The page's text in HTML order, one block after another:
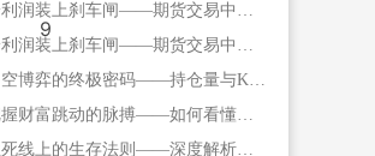
9
给利润装上刹车闸——期货交易中不可逾
把握财富跳动的脉搏——如何看懂期货主
生死线上的生存法则——深度解析期货爆